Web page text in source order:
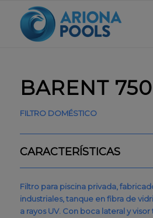
BARENT 750
FILTRO DOMÉSTICO
CARACTERÍSTICAS
Filtro para piscina privada,
industriales, tanque en fibra de
a rayos UV. Con boca lateral y